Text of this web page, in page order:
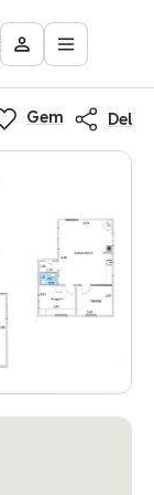
Besøg
Mit
Nybolig
Åbn
Gem Del